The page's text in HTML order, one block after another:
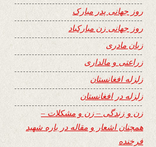
روز جهانی پدر مبارک
روز جهانی زن مبارکباد
زبان مادری
زراعتی و مالداری
زلزله افغانستان
زلزله در افغانستان
زن و زندگی – زن و مشکلات –
همچنان اشعار و مقاله در باره شهید
فرخنده